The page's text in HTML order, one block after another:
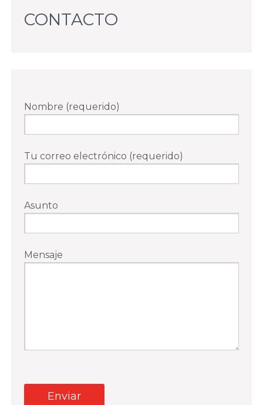
CONTACTO
Nombre (requerido)
Tu correo electrónico (requerido)
Asunto
Mensaje